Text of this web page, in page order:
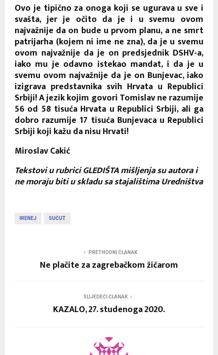
Ovo je tipično za onoga koji se ugurava u sve i
svašta, jer je očito da je i u svemu ovom
najvažnije da on bude u prvom planu, a ne smrt
patrijarha (kojem ni ime ne zna), da je u svemu
ovom najvažnije da je on predsjednik DSHV-a,
iako mu je odavno istekao mandat, i da je u
svemu ovom najvažnije da je on Bunjevac, iako
izigrava predstavnika svih Hrvata u Republici
Srbiji! A jezik kojim govori Tomislav ne razumije
56 od 58 tisuća Hrvata u Republici Srbiji, ali ga
dobro razumije 17 tisuća Bunjevaca u Republici
Srbiji koji kažu da nisu Hrvati!
Miroslav Cakić
Tekstovi u rubrici GLEDIŠTA mišljenja su autora i
ne moraju biti u skladu sa stajalištima Uredništva
IRENEJ SUĆUT
PRETHODNI ČLANAK
Ne plačite za zagrebačkom žičarom
SLIJEDEĆI ČLANAK
KAZALO, 27. studenoga 2020.